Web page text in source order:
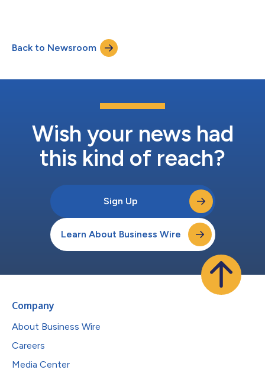
Pacifique et le Japon (APJ). Ces nouveaux recrutements
s’inscrivent dans la dynamique lancée l’année dernière avec la
nomination de Kevin Egan...
Back to Newsroom
Wish your news had
this kind of reach?
Sign Up
Learn About Business Wire
Company
About Business Wire
Careers
Media Center